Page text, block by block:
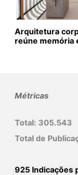
Arquitetura
reúne memória
Métricas
Total: 305.543
Total de
925 Indicações